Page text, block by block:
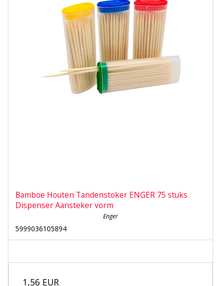
Bamboe Houten Tandenstoker ENGER 75 stuks
Dispenser Aansteker vorm
Enger
5999036105894
1,56 EUR